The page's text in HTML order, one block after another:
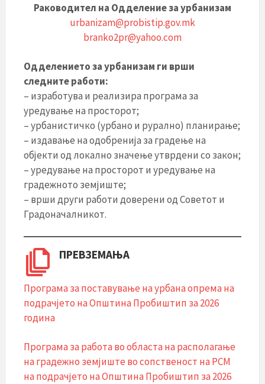
Раководител на Одделение за урбанизам
urbanizam@probistip.gov.mk
branko2pr@yahoo.com
Одделението за урбанизам ги врши
следните работи:
– изработува и реализира програма за
уредување на просторот;
– урбанистичко (урбано и рурално) планирање;
– издавање на одобренија за градење на
објекти од локално значење утврдени со закон;
– уредување на просторот и уредување на
градежното земјиште;
– врши други работи доверени од Советот и
Градоначалникот.
ПРЕВЗЕМАЊА
Програма за поставување на урбана опрема на
подрачјето на Општина Пробиштип за 2026
година
Програма за работа во областа на располагање
на градежно земјиште во сопственост на РСМ
на подрачјето на Општина Пробиштип за 2026